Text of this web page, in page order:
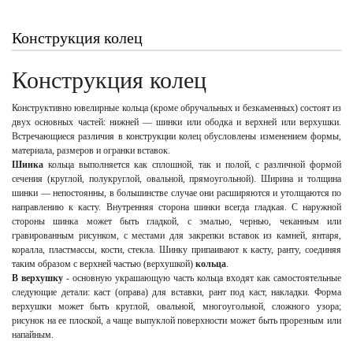
Конструкция колец
Конструкция колец
Конструктивно ювелирные кольца (кроме обручальных и безкаменных) состоят из
двух основных частей: нижней — шинки или ободка и верхней или верхушки.
Встречающиеся различия в конструкции колец обусловлены изменением формы,
материала, размеров и огранки вставок.
Шинка кольца выполняется как сплошной, так и полой, с различной формой
сечения (круглой, полукруглой, овальной, прямоугольной). Ширина и толщина
шинки — непостоянны, в большинстве случае они расширяются и утолщаются по
направлению к касту. Внутренняя сторона шинки всегда гладкая. С наружной
стороны шинка может быть гладкой, с эмалью, чернью, чеканным или
гравированным рисунком, с местами для закрепки вставок из камней, янтаря,
коралла, пластмассы, кости, стекла. Шинку припаивают к касту, ранту, соединяя
таким образом с верхней частью (верхушкой) кольца.
В верхушку - основную украшающую часть кольца входят как самостоятельные
следующие детали: каст (оправа) для вставки, рант под каст, накладки. Форма
верхушки может быть круглой, овальной, многоугольной, сложного узора;
рисунок на ее плоской, а чаще выпуклой поверхности может быть прорезным или
напайным.